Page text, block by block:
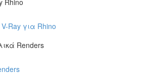
Ray για Rhino
Renders